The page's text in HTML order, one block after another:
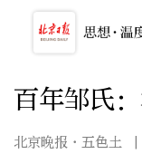
百年邹氏
北京晚报·五色土